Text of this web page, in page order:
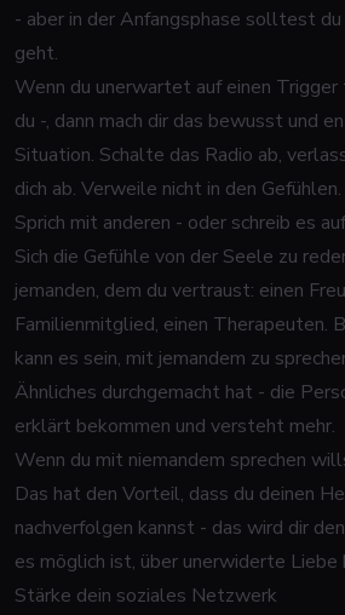
- aber in der Anfangsphase solltest
geht.
Wenn du unerwartet auf einen
du -, dann mach dir das bewusst und
Situation. Schalte das Radio ab,
dich ab. Verweile nicht in den Gefühlen.
Sprich mit anderen - oder schreib es auf
Sich die Gefühle von der Seele zu
jemanden, dem du vertraust: einen
Familienmitglied, einen Therapeuten.
kann es sein, mit jemandem zu
Ähnliches durchgemacht hat - die
erklärt bekommen und versteht mehr.
Wenn du mit niemandem sprechen
Das hat den Vorteil, dass du deinen
nachverfolgen kannst - das wird dir
es möglich ist, über unerwiderte Liebe
Stärke dein soziales Netzwerk